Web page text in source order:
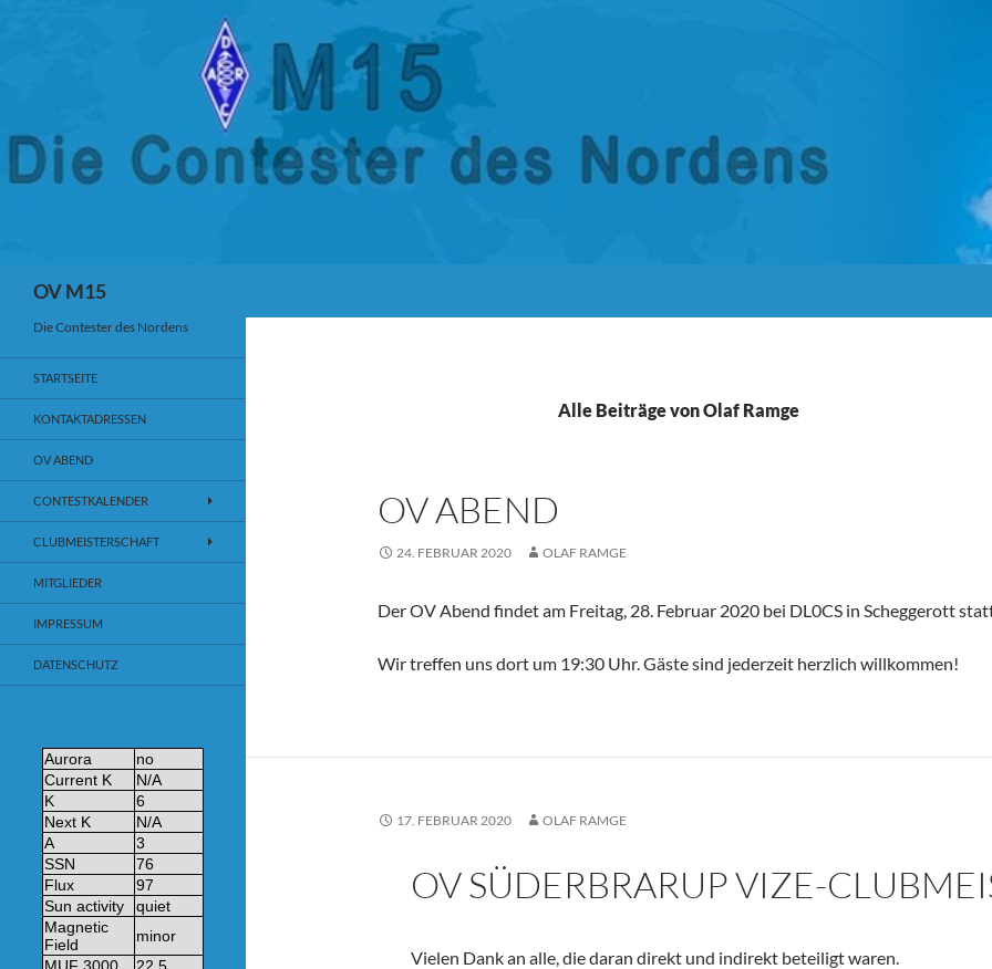
OV M15
Alle Beiträge von Olaf Ramge
OV ABEND
24. FEBRUAR 2020 OLAF RAMGE
Der OV Abend findet am Freitag, 28. Februar 2020 bei DL0CS in Scheggerott
Wir treffen uns dort um 19:30 Uhr. Gäste sind jederzeit herzlich willkommen!
17. FEBRUAR 2020 OLAF RAMGE
OV SÜDERBRARUP VIZE-
Vielen Dank an alle, die daran direkt und indirekt beteiligt waren.
Die Contester des Nordens
STARTSEITE
KONTAKTADRESSEN
OV ABEND
CONTESTKALENDER
CLUBMEISTERSCHAFT
MITGLIEDER
IMPRESSUM
DATENSCHUTZ